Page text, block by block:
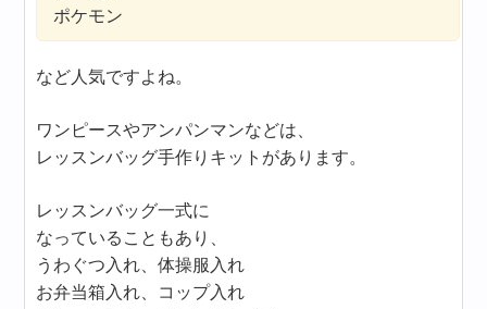
ポケモン
など人気ですよね。
ワンピースやアンパンマンなどは、
レッスンバッグ手作りキットがあります。
レッスンバッグ一式に
なっていることもあり、
うわぐつ入れ、体操服入れ
お弁当箱入れ、コップ入れ